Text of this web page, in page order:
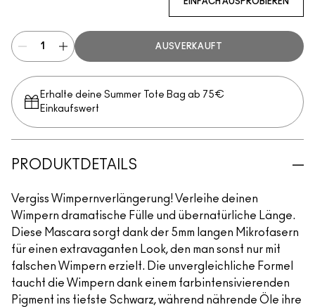
AUSVERKAUFT
Erhalte deine Summer Tote Bag ab 75€
Einkaufswert​
PRODUKTDETAILS
Vergiss Wimpernverlängerung! Verleihe deinen
Wimpern dramatische Fülle und übernatürliche Länge.
Diese Mascara sorgt dank der 5mm langen Mikrofasern
für einen extravaganten Look, den man sonst nur mit
falschen Wimpern erzielt. Die unvergleichliche Formel
taucht die Wimpern dank einem farbintensivierenden
Pigment ins tiefste Schwarz, während nährende Öle ihre